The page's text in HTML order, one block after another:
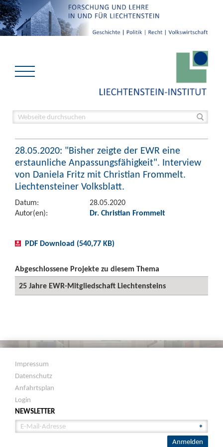
28.05.2020: "Bisher zeigte der EWR eine
erstaunliche Anpassungsfähigkeit". Interview
von Daniela Fritz mit Christian Frommelt.
Liechtensteiner Volksblatt.
Datum:
28.05.2020
Autor(en):
Dr. Christian Frommelt
PDF Download (540,77 KB)
Abgeschlossene Projekte zu diesem Thema
25 Jahre EWR-Mitgliedschaft Liechtensteins
Impressum
Datenschutz
Anfahrtsplan
Login
NEWSLETTER